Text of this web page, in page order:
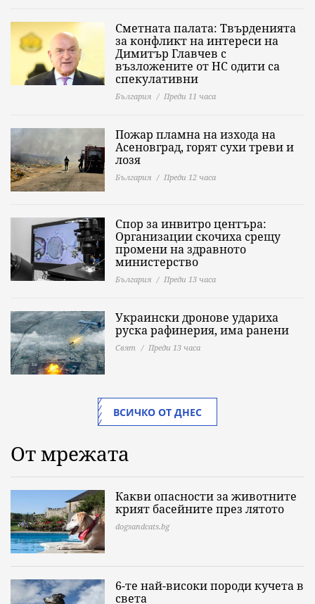
Сметната палата: Твърденията
за конфликт на интереси на
Димитър Главчев с
възложените от НС одити са
спекулативни
България Преди 11 часа
Пожар пламна на изхода на
Асеновград, горят сухи треви и
лозя
България Преди 12 часа
Спор за инвитро центъра:
Организации скочиха срещу
промени на здравното
министерство
България Преди 13 часа
Украински дронове удариха
руска рафинерия, има ранени
Свят Преди 13 часа
ВСИЧКО ОТ ДНЕС
От мрежата
Какви опасности за животните
крият басейните през лятото
dogsandcats.bg
6-те най-високи породи кучета в
света